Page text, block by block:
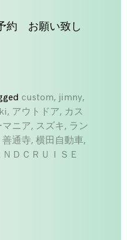
約 お願い致し
custom, jimny,
, アウトドア, カス
マニア, スズキ, ラン
善通寺,横田自動車,
ＮＤＣＲＵＩＳＥ